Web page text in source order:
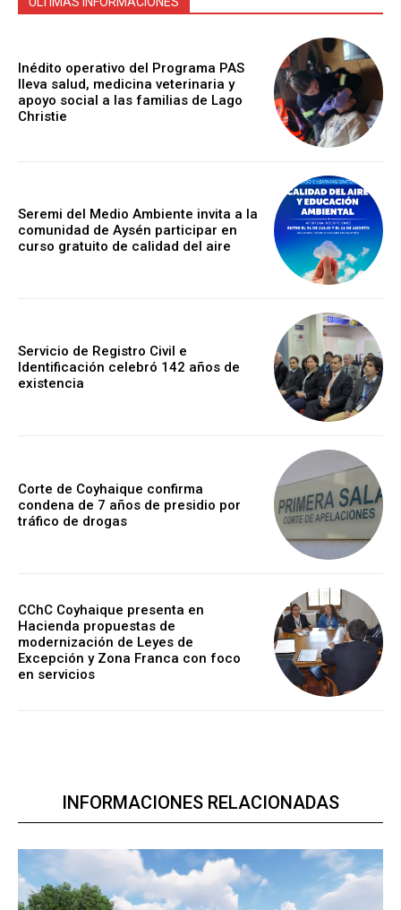
Inédito operativo del Programa PAS
lleva salud, medicina veterinaria y
apoyo social a las familias de Lago
Christie
Seremi del Medio Ambiente invita a la
comunidad de Aysén participar en
curso gratuito de calidad del aire
Servicio de Registro Civil e
Identificación celebró 142 años de
existencia
Corte de Coyhaique confirma
condena de 7 años de presidio por
tráfico de drogas
CChC Coyhaique presenta en
Hacienda propuestas de
modernización de Leyes de
Excepción y Zona Franca con foco
en servicios
INFORMACIONES RELACIONADAS